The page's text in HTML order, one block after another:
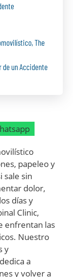
The
de un Accidente
papeleo y
sale sin
dolor,
días y
Clinic,
enfrentan las
Nuestro
y
a
y volver a